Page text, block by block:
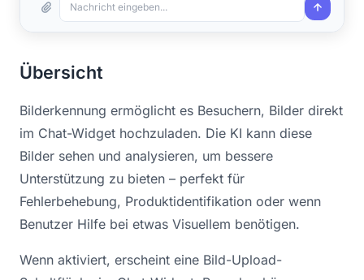
Übersicht
Bilderkennung ermöglicht es Besuchern, Bilder direkt
im Chat-Widget hochzuladen. Die KI kann diese
Bilder sehen und analysieren, um bessere
Unterstützung zu bieten – perfekt für
Fehlerbehebung, Produktidentifikation oder wenn
Benutzer Hilfe bei etwas Visuellem benötigen.
Wenn aktiviert, erscheint eine Bild-Upload-
Nachricht eingeben...